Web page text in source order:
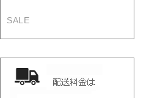
SALE